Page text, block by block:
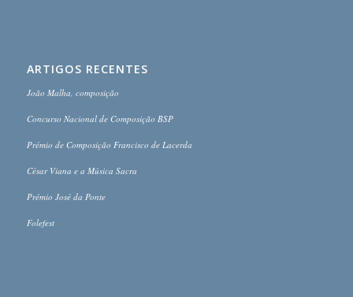
ARTIGOS RECENTES
João Malha, composição
Concurso Nacional de Composição BSP
Prémio de Composição Francisco de Lacerda
César Viana e a Música Sacra
Prémio José da Ponte
Folefest